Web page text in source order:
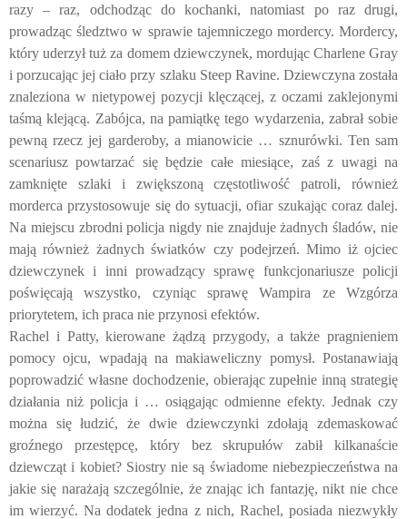
razy – raz, odchodząc do kochanki, natomiast po raz drugi,
prowadząc śledztwo w sprawie tajemniczego mordercy. Mordercy,
który uderzył tuż za domem dziewczynek, mordując Charlene Gray
i porzucając jej ciało przy szlaku Steep Ravine. Dziewczyna została
znaleziona w nietypowej pozycji klęczącej, z oczami zaklejonymi
taśmą klejącą. Zabójca, na pamiątkę tego wydarzenia, zabrał sobie
pewną rzecz jej garderoby, a mianowicie … sznurówki. Ten sam
scenariusz powtarzać się będzie całe miesiące, zaś z uwagi na
zamknięte szlaki i zwiększoną częstotliwość patroli, również
morderca przystosowuje się do sytuacji, ofiar szukając coraz dalej.
Na miejscu zbrodni policja nigdy nie znajduje żadnych śladów, nie
mają również żadnych światków czy podejrzeń. Mimo iż ojciec
dziewczynek i inni prowadzący sprawę funkcjonariusze policji
poświęcają wszystko, czyniąc sprawę Wampira ze Wzgórza
priorytetem, ich praca nie przynosi efektów.
Rachel i Patty, kierowane żądzą przygody, a także pragnieniem
pomocy ojcu, wpadają na makiaweliczny pomysł. Postanawiają
poprowadzić własne dochodzenie, obierając zupełnie inną strategię
działania niż policja i … osiągając odmienne efekty. Jednak czy
można się łudzić, że dwie dziewczynki zdołają zdemaskować
groźnego przestępcę, który bez skrupułów zabił kilkanaście
dziewcząt i kobiet? Siostry nie są świadome niebezpieczeństwa na
jakie się narażają szczególnie, że znając ich fantazję, nikt nie chce
im wierzyć. Na dodatek jedna z nich, Rachel, posiada niezwykły